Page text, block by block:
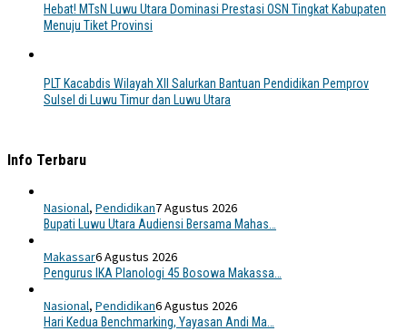
Hebat! MTsN Luwu Utara Dominasi Prestasi OSN Tingkat Kabupaten
Menuju Tiket Provinsi
PLT Kacabdis Wilayah XII Salurkan Bantuan Pendidikan Pemprov
Sulsel di Luwu Timur dan Luwu Utara
Info Terbaru
Nasional, Pendidikan7 Agustus 2026
Bupati Luwu Utara Audiensi Bersama Mahas…
Makassar6 Agustus 2026
Pengurus IKA Planologi 45 Bosowa Makassa…
Nasional, Pendidikan6 Agustus 2026
Hari Kedua Benchmarking, Yayasan Andi Ma…